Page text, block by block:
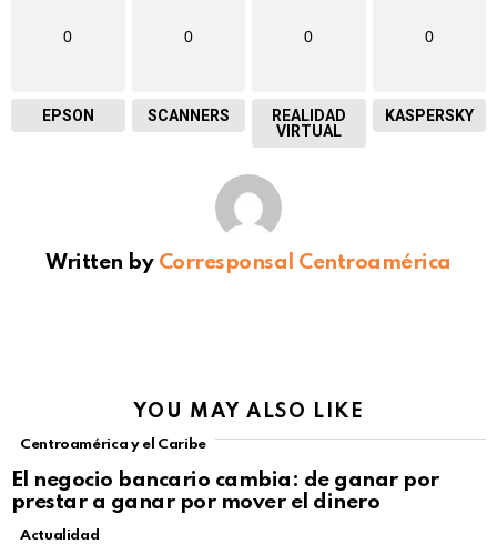
0
EPSON
0
SCANNERS
0
REALIDAD
VIRTUAL
0
KASPERSKY
Written by Corresponsal Centroamérica
YOU MAY ALSO LIKE
Centroamérica y el Caribe
El negocio bancario cambia: de ganar por
prestar a ganar por mover el dinero
Actualidad